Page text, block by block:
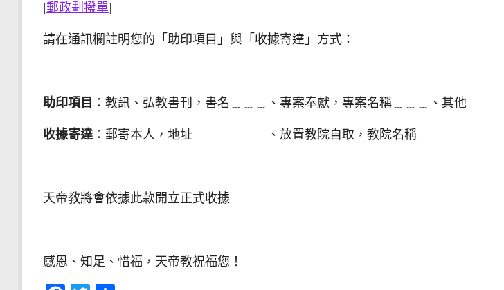
[郵政劃撥單]
請在通訊欄註明您的「助印項目」與「收據寄達」方式：
助印項目 ：教訊、弘教書刊，書名﹍﹍﹍、專案奉獻，專案名稱﹍﹍﹍、其他
收據寄達：郵寄本人，地址﹍﹍﹍﹍﹍﹍、放置教院自取，教院名稱﹍﹍﹍﹍
天帝教將會依據此款開立正式收據
感恩、知足、惜福，天帝教祝福您！